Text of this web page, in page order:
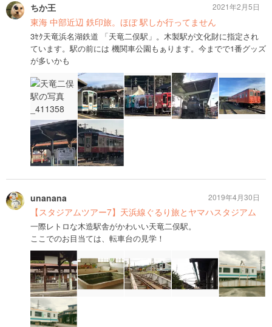
ちか王
東海 中部近辺 鉄印旅。ほぼ 駅しか行ってません
3ｾｸ天竜浜名湖鉄道 「天竜二俣駅」。木製駅が文化財に指定され
ています。駅の前には 機関車公園もぁります。今までで1番グッズ
が多いかも
2021年2月5日
unanana
【スタジアムツアー7】天浜線ぐるり旅とヤマハスタジアム
一際レトロな木造駅舎がかわいい天竜二俣駅。
ここでのお目当ては、転車台の見学！
2019年4月30日